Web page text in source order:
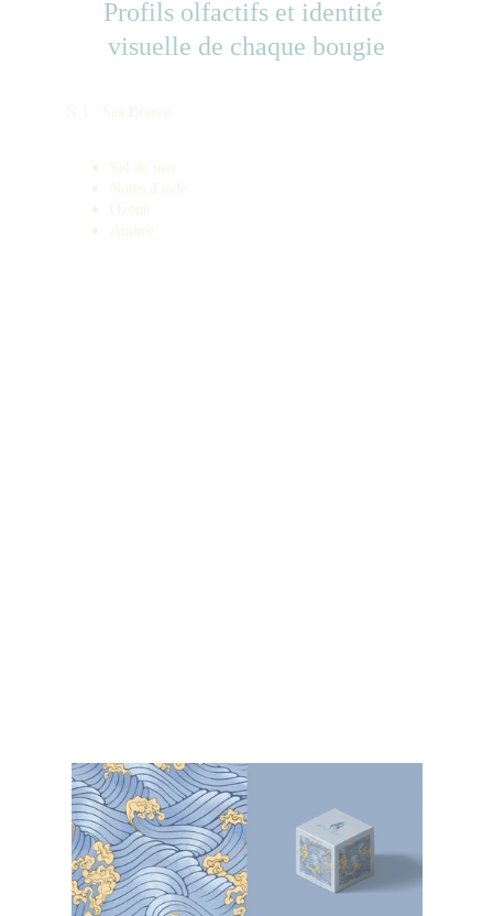
N.1 : Sea Breeze
Sel de mer
Notes d'iode
Ozone
Ambre
Profils olfactifs et identité
visuelle de chaque bougie